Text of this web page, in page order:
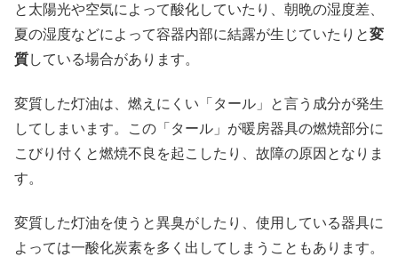
と太陽光や空気によって酸化していたり、朝晩の湿度差、
夏の湿度などによって容器内部に結露が生じていたりと変
質している場合があります。
変質した灯油は、燃えにくい「タール」と言う成分が発生
してしまいます。この「タール」が暖房器具の燃焼部分に
こびり付くと燃焼不良を起こしたり、故障の原因となりま
す。
変質した灯油を使うと異臭がしたり、使用している器具に
よっては一酸化炭素を多く出してしまうこともあります。